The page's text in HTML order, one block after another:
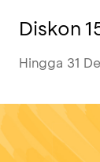
Diskon
Hingga 31